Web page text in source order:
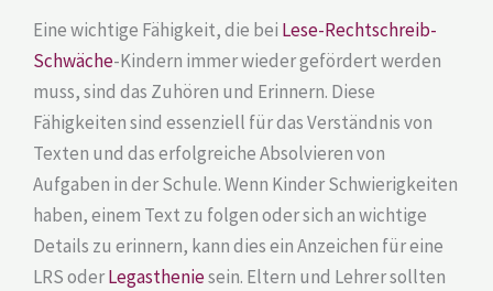
Eine wichtige Fähigkeit, die bei Lese-Rechtschreib-
Schwäche-Kindern immer wieder gefördert werden
muss, sind das Zuhören und Erinnern. Diese
Fähigkeiten sind essenziell für das Verständnis von
Texten und das erfolgreiche Absolvieren von
Aufgaben in der Schule. Wenn Kinder Schwierigkeiten
haben, einem Text zu folgen oder sich an wichtige
Details zu erinnern, kann dies ein Anzeichen für eine
LRS oderLegastheniesein. Eltern und Lehrer sollten